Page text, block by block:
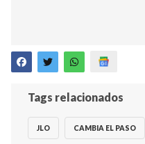
Tags relacionados
JLO CAMBIA EL PASO